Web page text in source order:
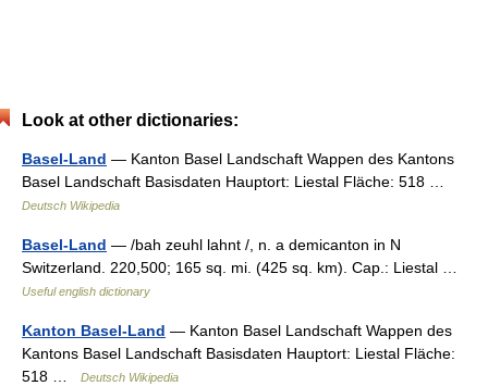
Look at other dictionaries:
Basel-Land — Kanton Basel Landschaft Wappen des Kantons
Basel Landschaft Basisdaten Hauptort: Liestal Fläche: 518 …
Deutsch Wikipedia
Basel-Land — /bah zeuhl lahnt /, n. a demicanton in N
Switzerland. 220,500; 165 sq. mi. (425 sq. km). Cap.: Liestal …
Useful english dictionary
Kanton Basel-Land — Kanton Basel Landschaft Wappen des
Kantons Basel Landschaft Basisdaten Hauptort: Liestal Fläche:
518 …
Deutsch Wikipedia